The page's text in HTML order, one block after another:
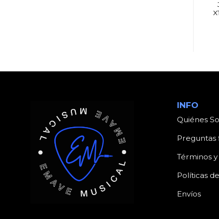
INFO
Quiénes
Preguntas
Términos
Políticas
Envíos